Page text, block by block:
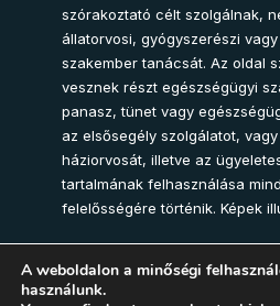
szórakoztató célt szolgálnak,
állatorvosi, gyógyszerészi
szakember tanácsát. Az oldal
vesznek részt egészségügyi
panasz, tünet vagy
az elsősegély szolgálatot,
háziorvosát, illetve az
tartalmának felhasználása
felelősségére történik. Képek
Join Community
A weboldalon a minőségi
használunk.